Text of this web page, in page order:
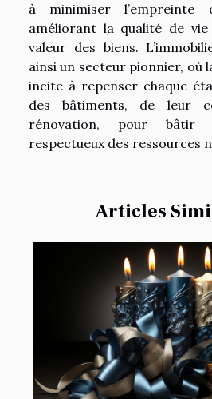
à minimiser
améliorant la qualité de
valeur des biens.
ainsi un secteur pionnier, où
incite à repenser chaque
des bâtiments, de leur
rénovation, pour bâtir
respectueux des ressources
Articles